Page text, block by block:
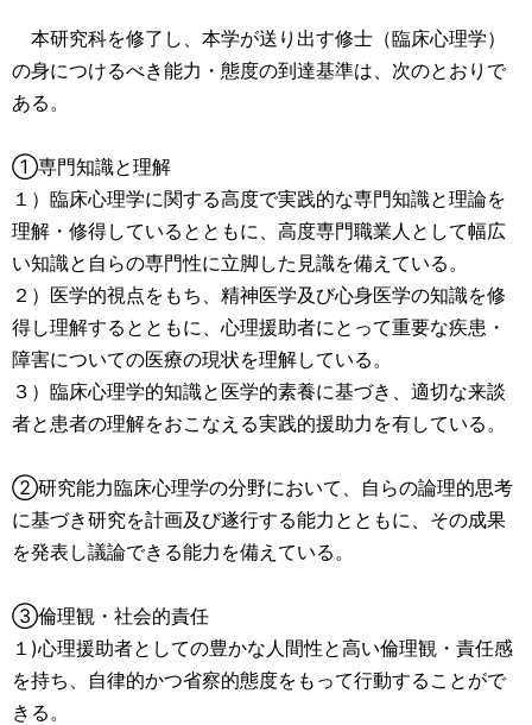
本研究科を修了し、本学が送り出す修士（臨床心理学）
の身につけるべき能力・態度の到達基準は、次のとおりで
ある。
①専門知識と理解
１）臨床心理学に関する高度で実践的な専門知識と理論を
理解・修得しているとともに、高度専門職業人として幅広
い知識と自らの専門性に立脚した見識を備えている。
２）医学的視点をもち、精神医学及び心身医学の知識を修
得し理解するとともに、心理援助者にとって重要な疾患・
障害についての医療の現状を理解している。
３）臨床心理学的知識と医学的素養に基づき、適切な来談
者と患者の理解をおこなえる実践的援助力を有している。
②研究能力臨床心理学の分野において、自らの論理的思考
に基づき研究を計画及び遂行する能力とともに、その成果
を発表し議論できる能力を備えている。
③倫理観・社会的責任
１)心理援助者としての豊かな人間性と高い倫理観・責任感
を持ち、自律的かつ省察的態度をもって行動することがで
きる。